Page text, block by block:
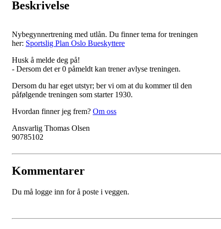
Beskrivelse
Nybegynnertrening med utlån. Du finner tema for treningen
her: Sportslig Plan Oslo Bueskyttere
Husk å melde deg på!
- Dersom det er 0 påmeldt kan trener avlyse treningen.
Dersom du har eget utstyr; ber vi om at du kommer til den
påfølgende treningen som starter 1930.
Hvordan finner jeg frem? Om oss
Ansvarlig Thomas Olsen
90785102
Kommentarer
Du må logge inn for å poste i veggen.